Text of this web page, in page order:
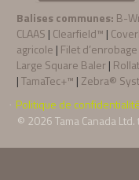
Balises communes: B-
CLAAS | Clearfield™ |
agricole | Filet
Large Square Baler|
|TamaTec+™ | Zebra®
· Politique de confidentialité
© 2026Tama Canada Ltd.